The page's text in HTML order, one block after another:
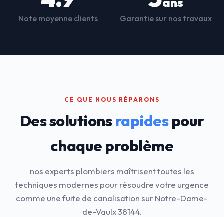
Note moyenne clients Garantie sur nos travaux
CE QUE NOUS RÉPARONS
Des solutionsrapidespour
chaque problème
nos experts plombiers maîtrisent toutes les
techniques modernes pour résoudre votre urgence
comme une fuite de canalisation sur Notre-Dame-
de-Vaulx 38144.